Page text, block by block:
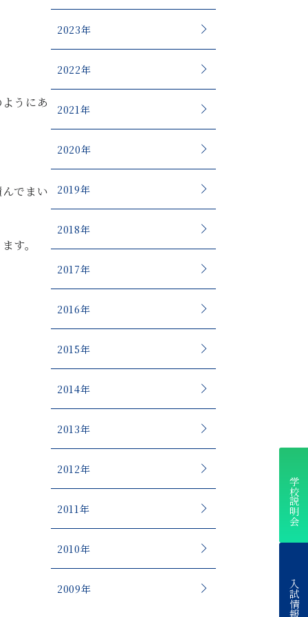
学校説明会
入試情報
うにあ
でまい
す。
2023年
2022年
2021年
2020年
2019年
2018年
2017年
2016年
2015年
2014年
2013年
2012年
2011年
2010年
2009年